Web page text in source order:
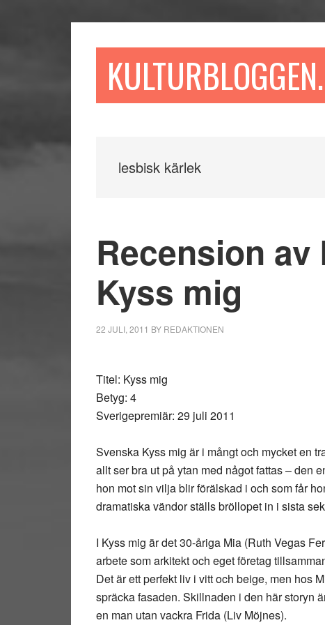
lesbisk kärlek
Recension
Kyss mig
22 JULI, 2011 BY REDAKTIONEN
Titel: Kyss mig
Betyg: 4
Sverigepremiär: 29 juli 2011
Svenska Kyss mig är i mångt och mycket en
allt ser bra ut på ytan med något fattas – den
hon mot sin vilja blir förälskad i och som får
dramatiska vändor ställs bröllopet in i sista
I Kyss mig är det 30-åriga Mia (Ruth Vegas
arbete som arkitekt och eget företag
Det är ett perfekt liv i vitt och beige, men hos
spräcka fasaden. Skillnaden i den här storyn
en man utan vackra Frida (Liv Möjnes).